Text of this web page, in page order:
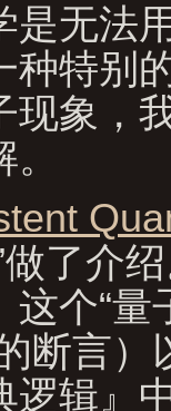
是无法
种特别
现象，
做了介
个“量
断言）
逻辑』